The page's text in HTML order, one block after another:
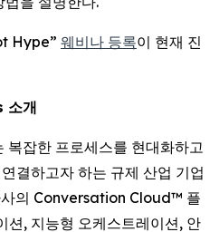
Hype” 웨비나 등록이 현재 진
개
잡한 프로세스를 현대화하고
결하고자 하는 규제 산업 기업
사의 Conversation Cloud™ 플
션, 지능형 오케스트레이션, 안